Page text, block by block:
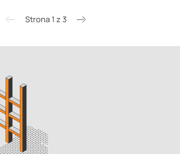
Strona 1 z 3